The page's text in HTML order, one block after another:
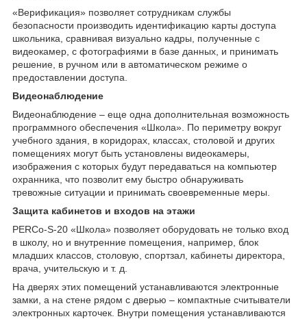
«Верификация» позволяет сотрудникам службы
безопасности производить идентификацию карты доступа
школьника, сравнивая визуально кадры, полученные с
видеокамер, с фотографиями в базе данных, и принимать
решение, в ручном или в автоматическом режиме о
предоставлении доступа.
Видеонаблюдение
Видеонаблюдение – еще одна дополнительная возможность
программного обеспечения «Школа». По периметру вокруг
учебного здания, в коридорах, классах, столовой и других
помещениях могут быть установлены видеокамеры,
изображения с которых будут передаваться на компьютер
охранника, что позволит ему быстро обнаруживать
тревожные ситуации и принимать своевременные меры.
Защита кабинетов и входов на этажи
PERCo-S-20 «Школа» позволяет оборудовать не только вход
в школу, но и внутренние помещения, например, блок
младших классов, столовую, спортзал, кабинеты директора,
врача, учительскую и т. д.
На дверях этих помещений устанавливаются электронные
замки, а на стене рядом с дверью – компактные считыватели
электронных карточек. Внутри помещения устанавливаются